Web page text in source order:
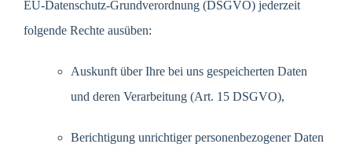
EU-Datenschutz-Grundverordnung (DSGVO) jederzeit
folgende Rechte ausüben:
Auskunft über Ihre bei uns gespeicherten Daten
und deren Verarbeitung (Art. 15 DSGVO),
Berichtigung unrichtiger personenbezogener Daten